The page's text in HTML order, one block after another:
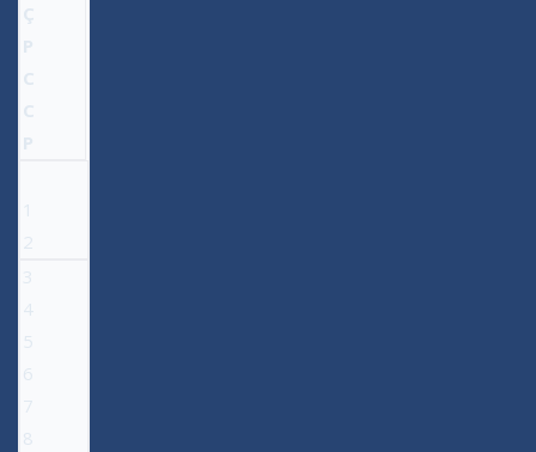
Ç
P
C
C
P
1
2
3
4
5
6
7
8